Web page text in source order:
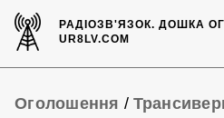
РАДІОЗВ'ЯЗОК.ДОШКА
UR8LV.COM
Оголошення /